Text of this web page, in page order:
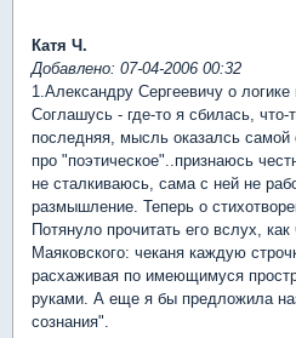
Катя Ч.
Добавлено: 07-04-2006 00:32
1.Александру Сергеевичу о
Соглашусь - где-то я сбилась,
последняя, мысль оказалсь
про "поэтическое"..признаюсь
не сталкиваюсь, сама с ней не
размышление. Теперь о
Потянуло прочитать его вслух,
Маяковского: чеканя каждую
расхаживая по имеющимуся
руками. А еще я бы предложила
сознания".